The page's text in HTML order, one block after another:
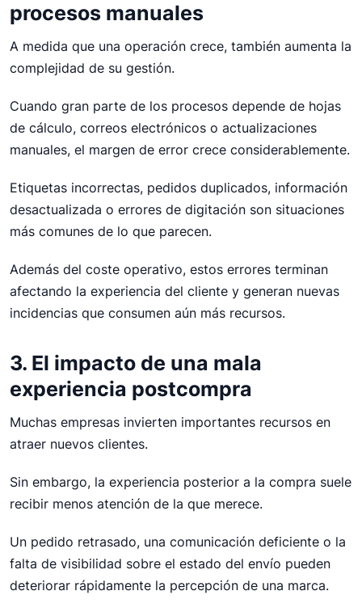
procesos manuales
A medida que una operación crece, también aumenta la
complejidad de su gestión.
Cuando gran parte de los procesos depende de hojas
de cálculo, correos electrónicos o actualizaciones
manuales, el margen de error crece considerablemente.
Etiquetas incorrectas, pedidos duplicados, información
desactualizada o errores de digitación son situaciones
más comunes de lo que parecen.
Además del coste operativo, estos errores terminan
afectando la experiencia del cliente y generan nuevas
incidencias que consumen aún más recursos.
3. El impacto de una mala
experiencia postcompra
Muchas empresas invierten importantes recursos en
atraer nuevos clientes.
Sin embargo, la experiencia posterior a la compra suele
recibir menos atención de la que merece.
Un pedido retrasado, una comunicación deficiente o la
falta de visibilidad sobre el estado del envío pueden
deteriorar rápidamente la percepción de una marca.